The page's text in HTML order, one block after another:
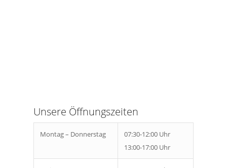
Unsere Öffnungszeiten
Montag – Donnerstag
07:30-12:00 Uhr
13:00-17:00 Uhr